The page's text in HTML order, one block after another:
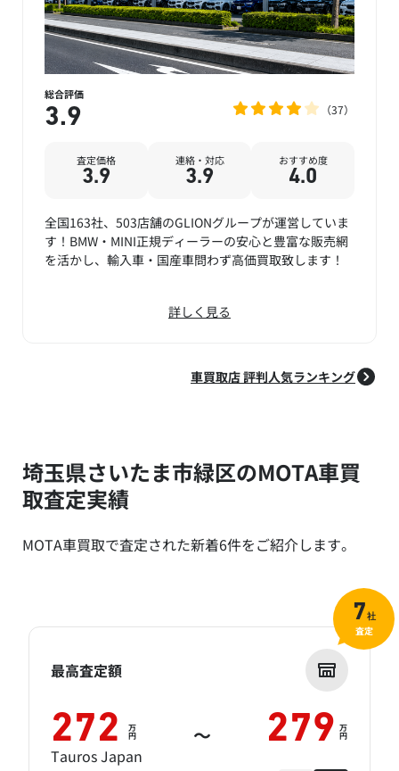
総合評価
3.9 37
査定価格
3.9
連絡・対応
3.9
おすすめ度
4.0
全国163社、503店舗のGLIONグループが運営していま
す！BMW・MINI正規ディーラーの安心と豊富な販売網
を活かし、輸入車・国産車問わず高価買取致します！
詳しく見る
車買取店 評判人気ランキング
埼玉県さいたま市緑区のMOTA車買
取査定実績
MOTA車買取で査定された新着6件をご紹介します。
最高査定額
272 万
円 ～ 279 万
円
Tauros Japan
7社
査定